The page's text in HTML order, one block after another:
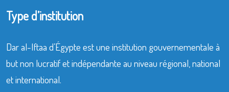
Type d’institution
Dar al-Iftaa d’Égypte est une institution gouvernementale à
but non lucratif et indépendante au niveau régional, national
et international.